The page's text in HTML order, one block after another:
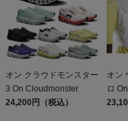
(Coverback Halfleg
Insertpads)
オン クラウドモンスター
3 On Cloudmonster
24,200円（税込）
オン
ロ